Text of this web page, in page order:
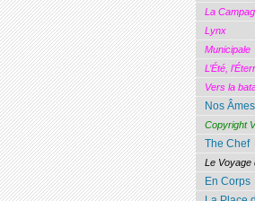
La
Lynx
Municipale
L’Été,
Vers la
Nos
Copyright
The Chef
Le Voyage
En Corps